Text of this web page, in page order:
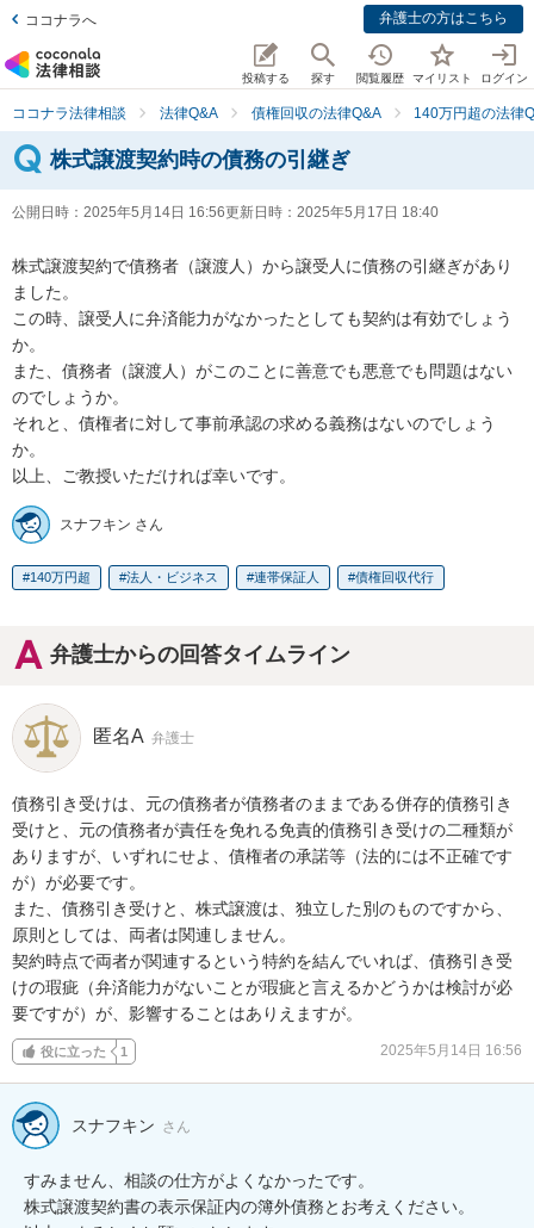
ココナラへ 弁護士の方はこちら
投稿する 探す 閲覧履歴 マイリスト ログイン
ココナラ法律相談 法律Q&A 債権回収の法律Q&A 140万円超の法律
株式譲渡契約時の債務の引継ぎ
公開日時： 2025年5月14日 16:56更新日時： 2025年5月17日 18:40
株式譲渡契約で債務者（譲渡人）から譲受人に債務の引継ぎがあり
ました。
この時、譲受人に弁済能力がなかったとしても契約は有効でしょう
か。
また、債務者（譲渡人）がこのことに善意でも悪意でも問題はない
のでしょうか。
それと、債権者に対して事前承認の求める義務はないのでしょう
か。
以上、ご教授いただければ幸いです。
スナフキン さん
140万円超 法人・ビジネス 連帯保証人 債権回収代行
弁護士からの回答タイムライン
匿名A 弁護士
債務引き受けは、元の債務者が債務者のままである併存的債務引き
受けと、元の債務者が責任を免れる免責的債務引き受けの二種類が
ありますが、いずれにせよ、債権者の承諾等（法的には不正確です
が）が必要です。
また、債務引き受けと、株式譲渡は、独立した別のものですから、
原則としては、両者は関連しません。
契約時点で両者が関連するという特約を結んでいれば、債務引き受
けの瑕疵（弁済能力がないことが瑕疵と言えるかどうかは検討が必
要ですが）が、影響することはありえますが。
役に立った 1 2025年5月14日 16:56
スナフキン さん
すみません、相談の仕方がよくなかったです。
株式譲渡契約書の表示保証内の簿外債務とお考えください。